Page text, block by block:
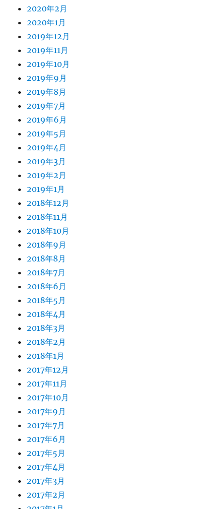
2020年2月
2020年1月
2019年12月
2019年11月
2019年10月
2019年9月
2019年8月
2019年7月
2019年6月
2019年5月
2019年4月
2019年3月
2019年2月
2019年1月
2018年12月
2018年11月
2018年10月
2018年9月
2018年8月
2018年7月
2018年6月
2018年5月
2018年4月
2018年3月
2018年2月
2018年1月
2017年12月
2017年11月
2017年10月
2017年9月
2017年7月
2017年6月
2017年5月
2017年4月
2017年3月
2017年2月